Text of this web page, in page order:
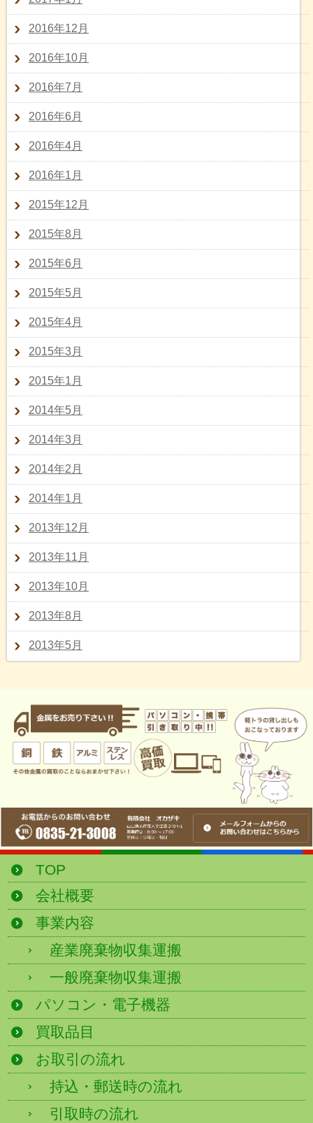
2016年12月
2016年10月
2016年7月
2016年6月
2016年4月
2016年1月
2015年12月
2015年8月
2015年6月
2015年5月
2015年4月
2015年3月
2015年1月
2014年5月
2014年3月
2014年2月
2014年1月
2013年12月
2013年11月
2013年10月
2013年8月
2013年5月
TOP
会社概要
事業内容
産業廃棄物収集運搬
一般廃棄物収集運搬
パソコン・電子機器
買取品目
お取引の流れ
持込・郵送時の流れ
引取時の流れ